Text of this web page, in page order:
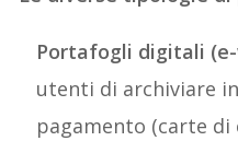
Portafogli digitali
utenti di archiviare
pagamento (carte